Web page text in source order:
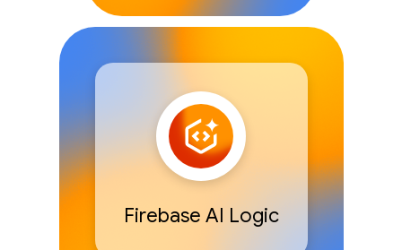
Firebase AI Logic